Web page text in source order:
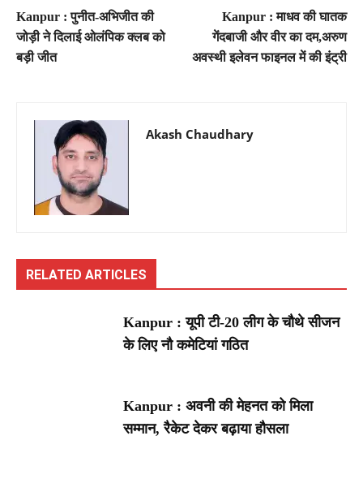
Kanpur : पुनीत-अभिजीत की
जोड़ी ने दिलाई ओलंपिक क्लब को
बड़ी जीत
Kanpur : माधव की घातक
गेंदबाजी और वीर का दम,अरुण
अवस्थी इलेवन फाइनल में की इंट्री
Akash Chaudhary
RELATED ARTICLES
Kanpur : यूपी टी-20 लीग के चौथे सीजन
के लिए नौ कमेटियां गठित
Kanpur : अवनी की मेहनत को मिला
सम्मान, रैकेट देकर बढ़ाया हौसला